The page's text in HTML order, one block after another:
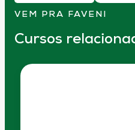
VEM PRA FAVENI
Cursos